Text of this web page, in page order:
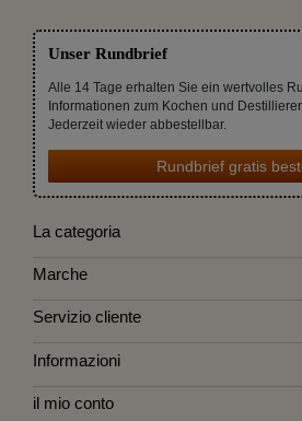
Unser Rundbrief
Alle 14 Tage erhalten Sie ein wertvolles
Informationen zum Kochen und
Jederzeit wieder abbestellbar.
Rundbrief gratis
La categoria
Marche
Servizio cliente
Informazioni
il mio conto